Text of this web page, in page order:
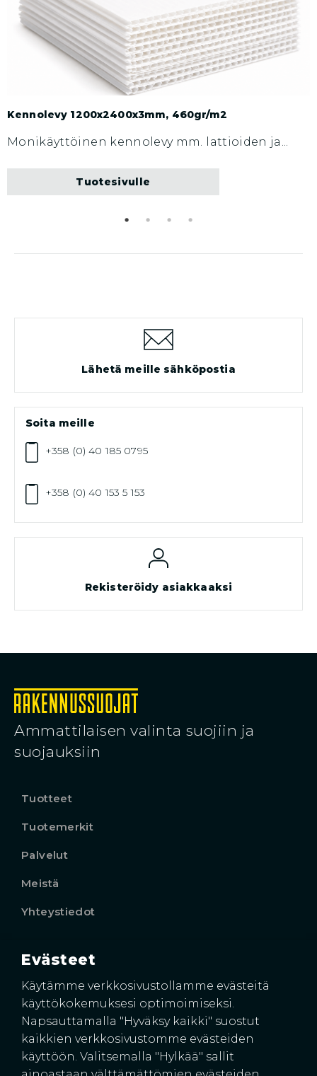
Kennolevy 1200x2400x3mm, 460gr/m2
Monikäyttöinen kennolevy mm. lattioiden ja...
Tuotesivulle
Lähetä meille sähköpostia
Soita meille
+358 (0) 40 185 0795
+358 (0) 40 153 5 153
Rekisteröidy asiakkaaksi
Ammattilaisen valinta suojiin ja
suojauksiin
Tuotteet
Tuotemerkit
Palvelut
Meistä
Yhteystiedot
Käyntiosoite
Harkkoraudantie 4
00700 HELSINKI
Evästeet
Käytämme verkkosivustollamme evästeitä
käyttökokemuksesi optimoimiseksi.
Napsauttamalla "Hyväksy kaikki" suostut
kaikkien verkkosivustomme evästeiden
käyttöön. Valitsemalla "Hylkää" sallit